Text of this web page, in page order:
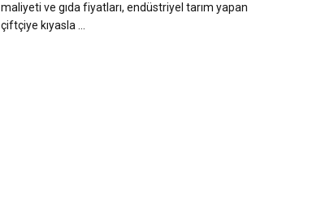
maliyeti ve gıda fiyatları, endüstriyel tarım yapan
çiftçiye kıyasla ...